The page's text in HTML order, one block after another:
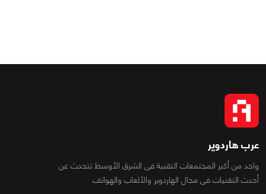
عرب هاردوير
واحد من أكبر المجتمعات التقنية فى الشرق الأوسط تتحدث عن
أحدث التقنيات فى مجال الهاردوير والألعاب والهواتف